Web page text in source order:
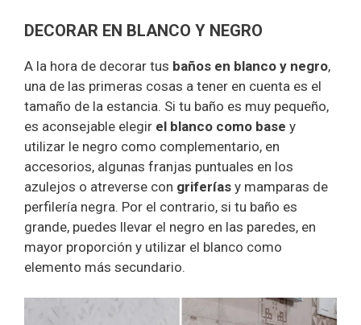
DECORAR EN BLANCO Y NEGRO
A la hora de decorar tus baños en blanco y negro,
una de las primeras cosas a tener en cuenta es el
tamaño de la estancia. Si tu baño es muy pequeño,
es aconsejable elegir el blanco como base y
utilizar le negro como complementario, en
accesorios, algunas franjas puntuales en los
azulejos o atreverse con griferías y mamparas de
perfilería negra. Por el contrario, si tu baño es
grande, puedes llevar el negro en las paredes, en
mayor proporción y utilizar el blanco como
elemento más secundario.